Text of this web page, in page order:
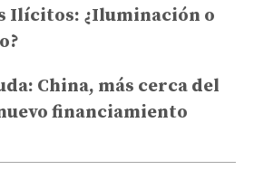
Ilícitos: ¿Iluminación o
China, más cerca del
financiamiento